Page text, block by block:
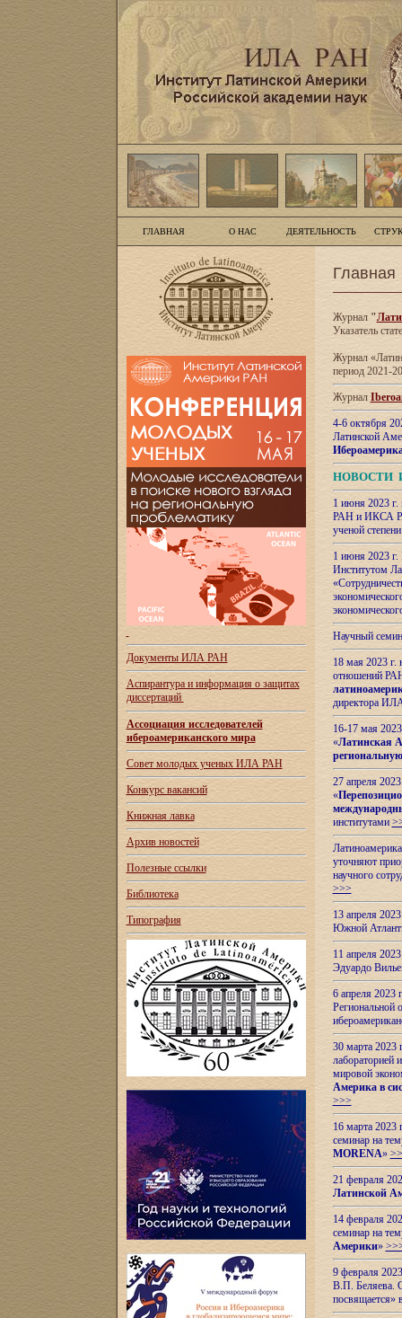
ГЛАВНАЯ О НАС ДЕЯТЕЛЬНОСТЬ
Документы ИЛА РАН
Аспирантура и информация о защитах
диссертаций
Ассоциация исследователей
ибероамериканского мира
Совет молодых ученых ИЛА РАН
Конкурс вакансий
Книжная лавка
Архив новостей
Полезные ссылки
Библиотека
Типография
Главная
Журнал"
Указатель
Журнал
период 2021-
Журнал
4-6 октября
Латинской
НОВОСТИ
1 июня 2023
РАН и ИКСА
ученой
1 июня 2023
Институтом
Научный
18 мая 2023
отношений
директора
16-17 мая
«Латинская
27 апреля
«
институтами
уточняют
научного
>>>
13 апреля
Южной
11 апреля
Эдуардо
6 апреля
Региональной
30 марта 2023
лабораторией
мировой
Америка в
>>>
16 марта 2023
семинар на
MORENA»
21 февраля
Латинской
14 февраля
семинар на
Америки»
9 февраля
В.П. Беляева.
посвящается»